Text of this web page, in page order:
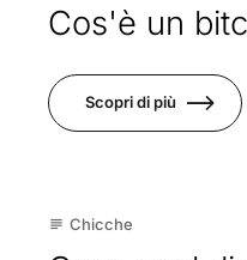
Cos'è un
Scopri di più
22
subject Chicche